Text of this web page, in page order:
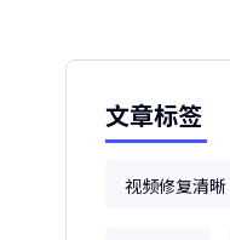
文章标签
视频修复清晰